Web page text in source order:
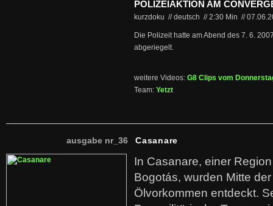
POLIZEIAKTION AM
kurzdoku // deutsch //2:30 Min //
Die Polizeit hatte am Abend des 7. 6.
abgeriegelt.
weitere Videos: G8 Clips vom
Team: Yetzt
ausgabe nr_36 Casanare
In Casanare, einer
Bogotás, wurden Mitte
Ölvorkommen entdeckt.